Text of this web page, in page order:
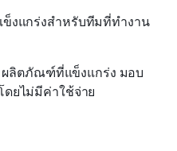
งแกร่งสำหรับทีมที่ทำงาน
ผลิตภัณฑ์ที่แข็งแกร่ง มอบ
ยไม่มีค่าใช้จ่าย